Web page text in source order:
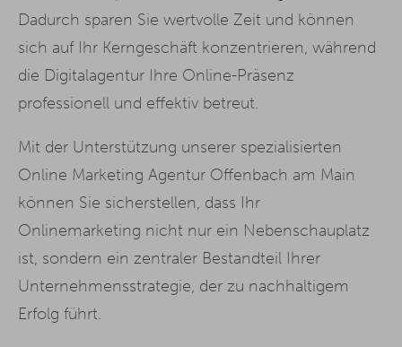
Dadurch sparen Sie wertvolle Zeit und können
sich auf Ihr Kerngeschäft konzentrieren, während
die Digitalagentur Ihre Online-Präsenz
professionell und effektiv betreut.
Mit der Unterstützung unserer spezialisierten
Online Marketing Agentur Offenbach am Main
können Sie sicherstellen, dass Ihr
Onlinemarketing nicht nur ein Nebenschauplatz
ist, sondern ein zentraler Bestandteil Ihrer
Unternehmensstrategie, der zu nachhaltigem
Erfolg führt.